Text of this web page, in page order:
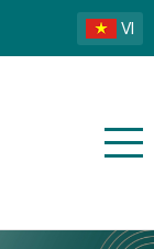
VI